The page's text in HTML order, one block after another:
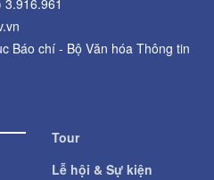
Báo chí - Bộ Văn hóa Thông tin
Tour
Lễ hội & Sự kiện